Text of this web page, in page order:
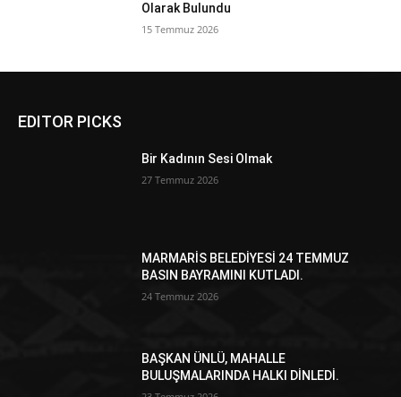
Olarak Bulundu
15 Temmuz 2026
EDITOR PICKS
Bir Kadının Sesi Olmak
27 Temmuz 2026
MARMARİS BELEDİYESİ 24 TEMMUZ
BASIN BAYRAMINI KUTLADI.
24 Temmuz 2026
BAŞKAN ÜNLÜ, MAHALLE
BULUŞMALARINDA HALKI DİNLEDİ.